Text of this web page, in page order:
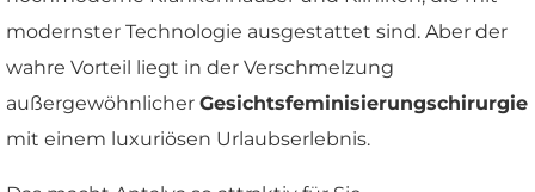
modernster Technologie ausgestattet sind. Aber der
wahre Vorteil liegt in der Verschmelzung
außergewöhnlicher Gesichtsfeminisierungschirurgie
mit einem luxuriösen Urlaubserlebnis.